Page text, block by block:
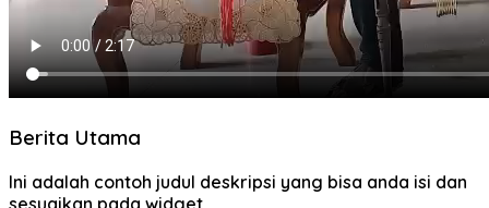
Berita Utama
Ini adalah contoh judul deskripsi yang bisa anda isi dan
sesuaikan pada widget